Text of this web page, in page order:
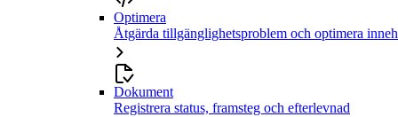
Optimera
Åtgärda tillgänglighetsproblem och optimera
Dokument
Registrera status, framsteg och efterlevnad